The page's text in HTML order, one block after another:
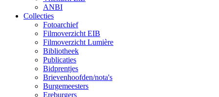
ANBI
Collecties
Fotoarchief
Filmoverzicht EIB
Filmoverzicht Lumière
Bibliotheek
Publicaties
Bidprentjes
Brievenhoofden/nota's
Burgemeesters
Ereburgers